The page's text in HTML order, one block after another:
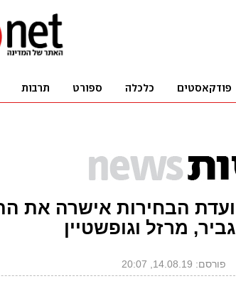
ועדת הבחירות אישרה את
גביר, מרזל וגופשטיין
פורסם: 14.08.19, 20:07